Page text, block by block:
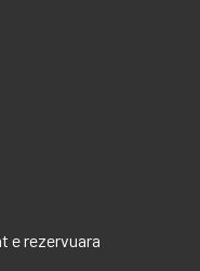
e rezervuara